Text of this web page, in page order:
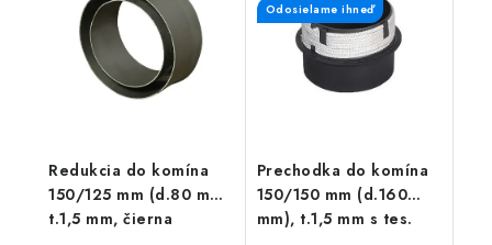
Redukcia do komína
150/125 mm (d.80 mm)
t.1,5 mm, čierna
Prechodka do komína
150/150 mm (d.160
mm), t.1,5 mm s tes.
Odosielame ihneď